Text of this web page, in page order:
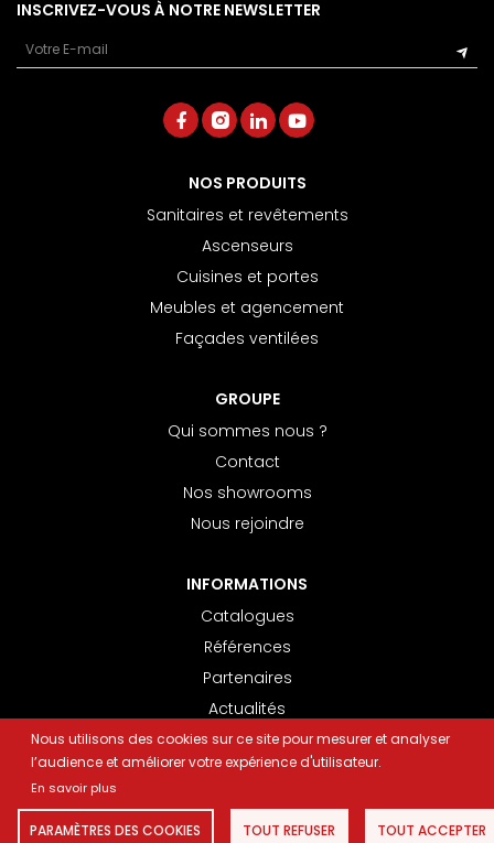
Nous utilisons des cookies sur ce site pour mesurer et analyser
l’audience et améliorer votre expérience d'utilisateur.
En savoir plus
PARAMÈTRES DES COOKIES TOUT REFUSER TOUT ACCEPTER
INSCRIVEZ-VOUS À NOTRE NEWSLETTER
NOS PRODUITS
Sanitaires et revêtements
Ascenseurs
Cuisines et portes
Meubles et agencement
Façades ventilées
GROUPE
Qui sommes nous ?
Contact
Nos showrooms
Nous rejoindre
INFORMATIONS
Catalogues
Références
Partenaires
Actualités
Conseils pratiques
INFORMATIONS LÉGALES